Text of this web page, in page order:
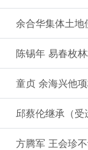
余合华集体土地
陈锡年 易春枚
童贞 余海兴他
邱蔡伦继承（受
方腾军 王会珍